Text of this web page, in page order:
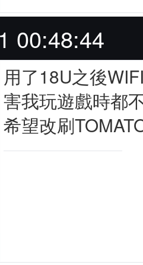
00:48:44
用了18U之後
害我玩遊戲時都
希望改刷